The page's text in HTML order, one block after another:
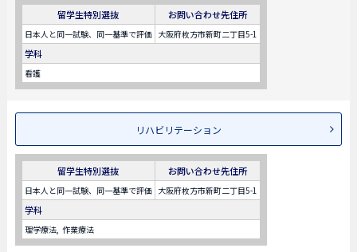
留学生特別選抜 お問い合わせ先住所
日本人と同一試験、同一基準で評価 大阪府枚方市新町二丁目5-1
学科
看護
リハビリテーション
留学生特別選抜 お問い合わせ先住所
日本人と同一試験、同一基準で評価 大阪府枚方市新町二丁目5-1
学科
理学療法 作業療法